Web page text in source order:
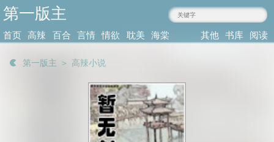
第一版主
mmgru.com
首页
高辣
百合
言情
情欲
耽美
海棠
其他
书库
阅读
第一版主 ＞ 高辣小说